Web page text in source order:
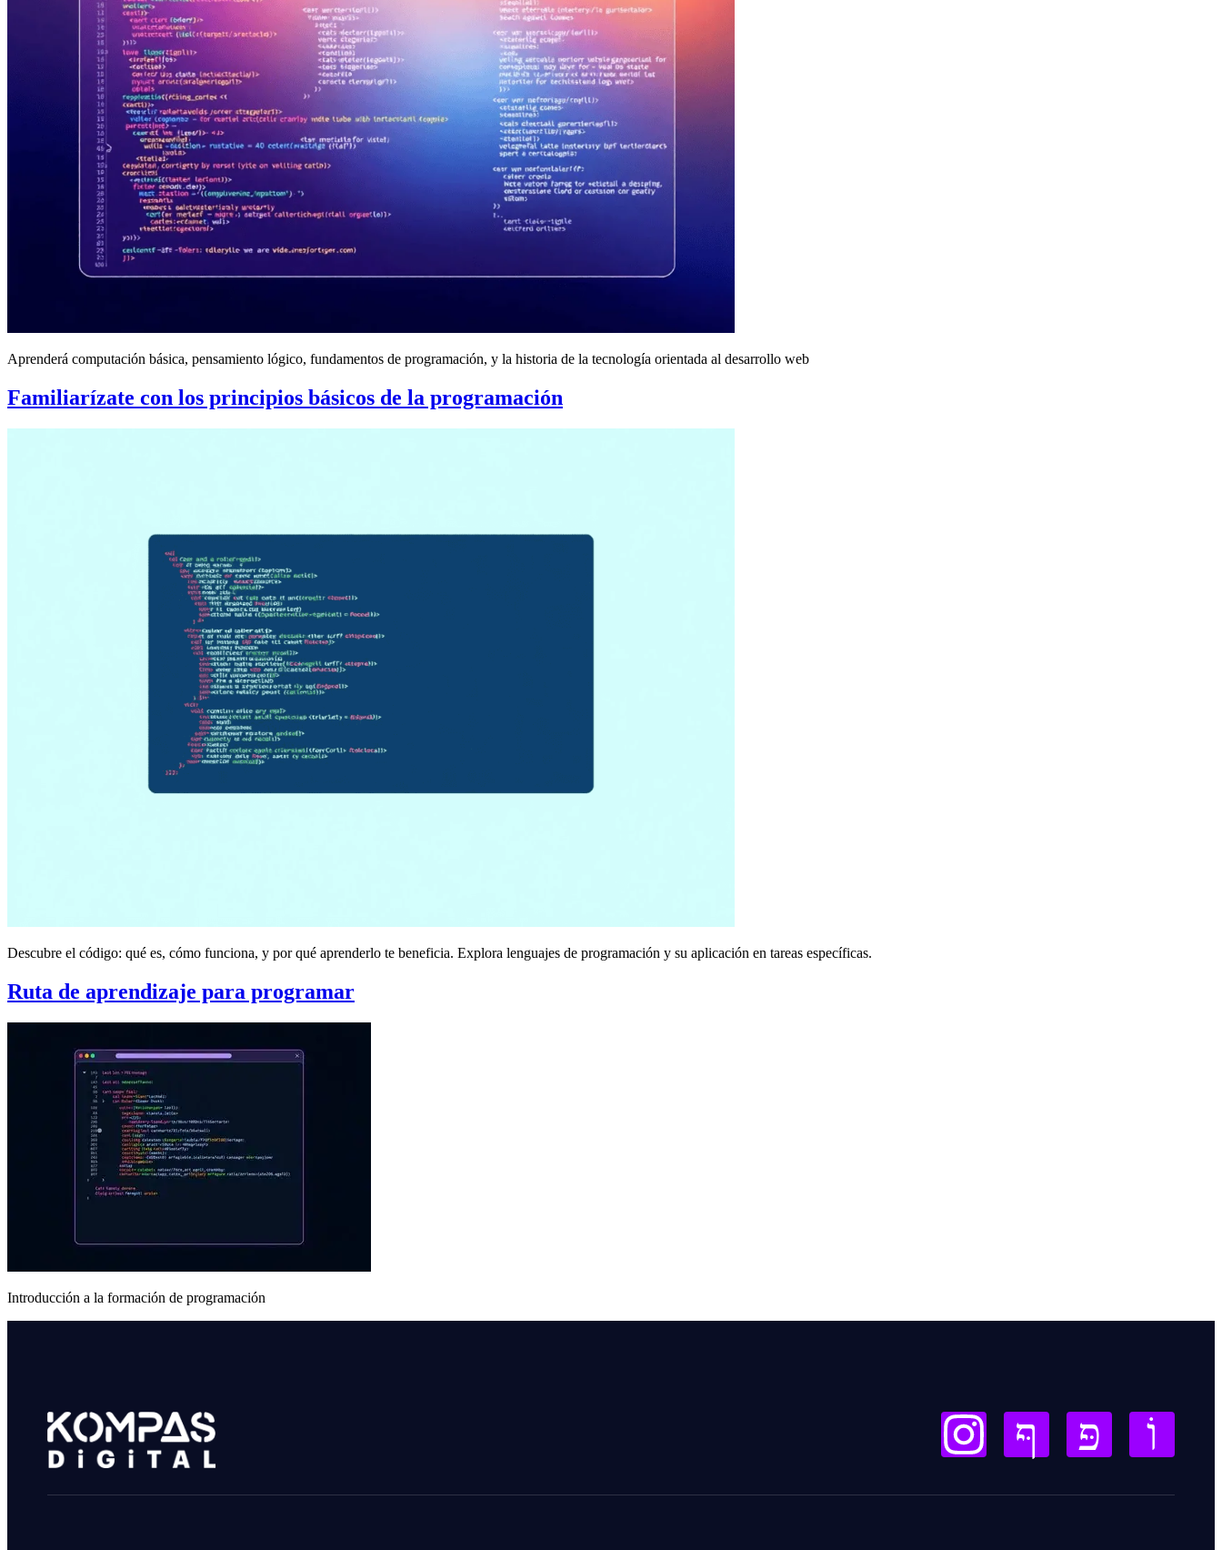
Aprenderá computación básica, pensamiento lógico, fundamentos de programación, y la historia de la tecnología orientada al desarrollo web
Familiarízate con los principios básicos de la programación
Descubre el código: qué es, cómo funciona, y por qué aprenderlo te beneficia. Explora lenguajes de programación y su aplicación en tareas específicas.
Ruta de aprendizaje para programar
Introducción a la formación de programación